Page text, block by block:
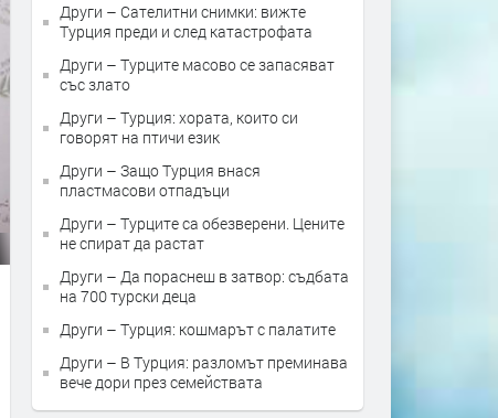
Други – Сателитни снимки: вижте
Турция преди и след катастрофата
Други – Турците масово се запасяват
със злато
Други – Турция: хората, които си
говорят на птичи език
Други – Защо Турция внася
пластмасови отпадъци
Други – Турците са обезверени. Цените
не спират да растат
Други – Да пораснеш в затвор: съдбата
на 700 турски деца
Други – Турция: кошмарът с палатите
Други – В Турция: разломът преминава
вече дори през семействата